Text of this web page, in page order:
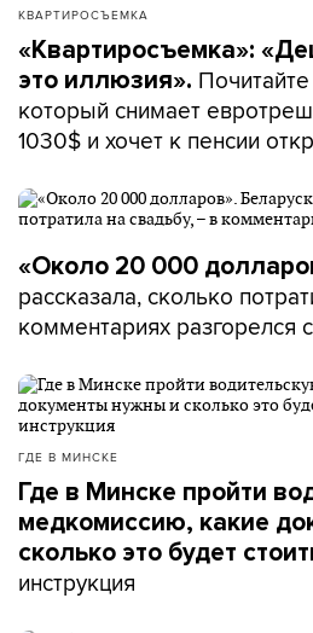
КВАРТИРОСЪЕМКА
«Квартиросъемка»:
это иллюзия».
который снимает
1030$ и хочет к пенсии
«Около 20 000
рассказала, сколько
комментариях разгорелся
ГДЕ В МИНСКЕ
Где в Минске пройти
медкомиссию, какие
сколько это будет
инструкция